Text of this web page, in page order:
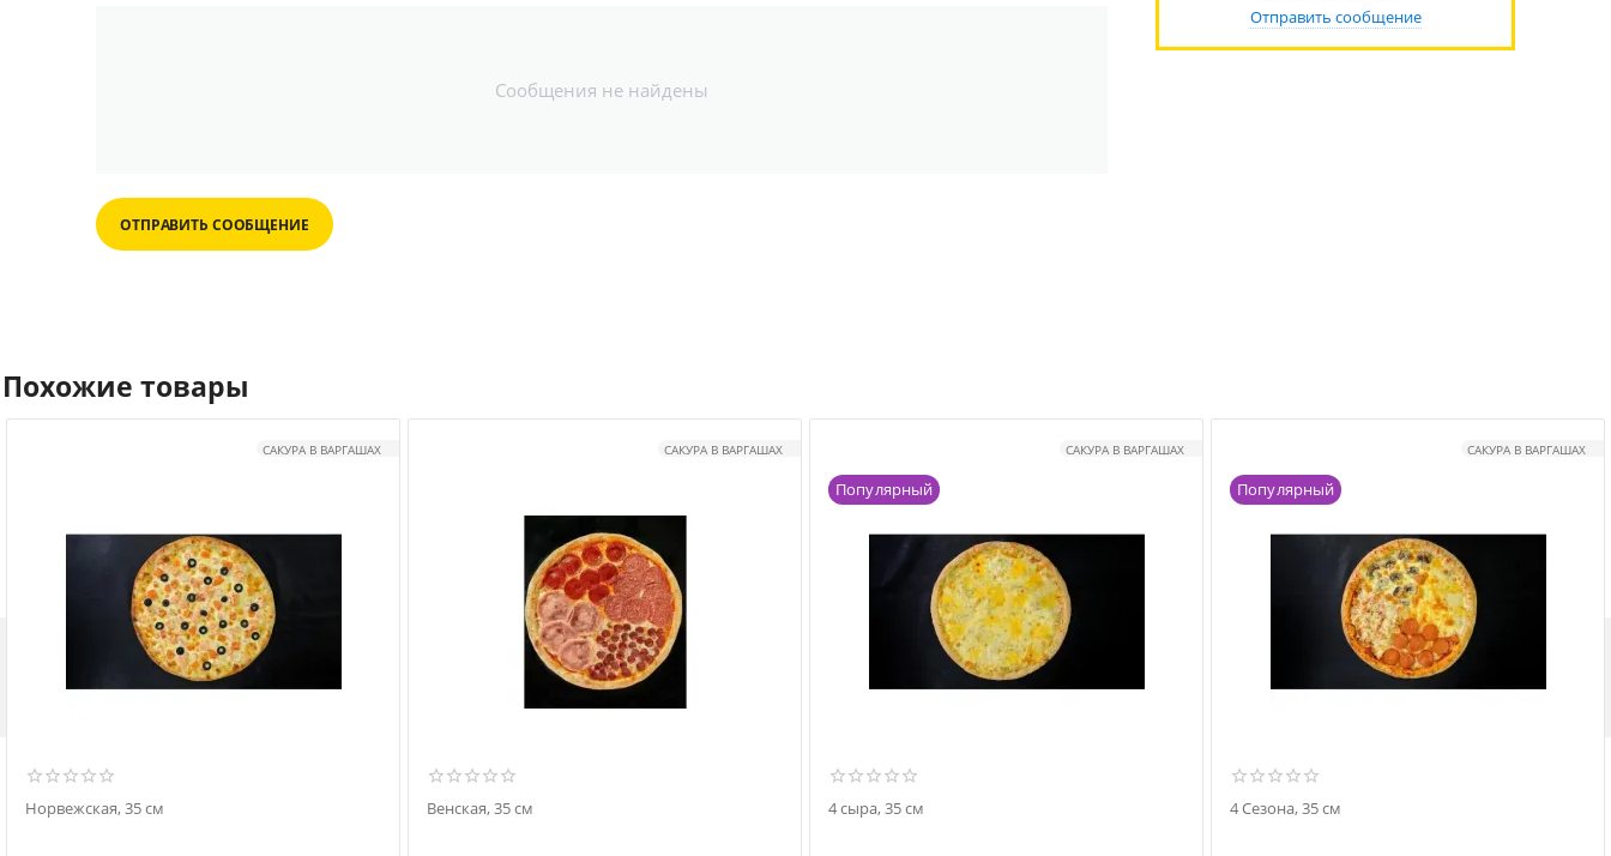
Отправить сообщение
Сообщения не найдены
ОТПРАВИТЬ СООБЩЕНИЕ
Похожие товары
САКУРА В ВАРГАШАХ
Норвежская, 35 см
САКУРА В ВАРГАШАХ
Венская, 35 см
САКУРА В ВАРГАШАХ
Популярный
4 сыра, 35 см
САКУРА В ВАРГАШАХ
Популярный
4 Сезона, 35 см